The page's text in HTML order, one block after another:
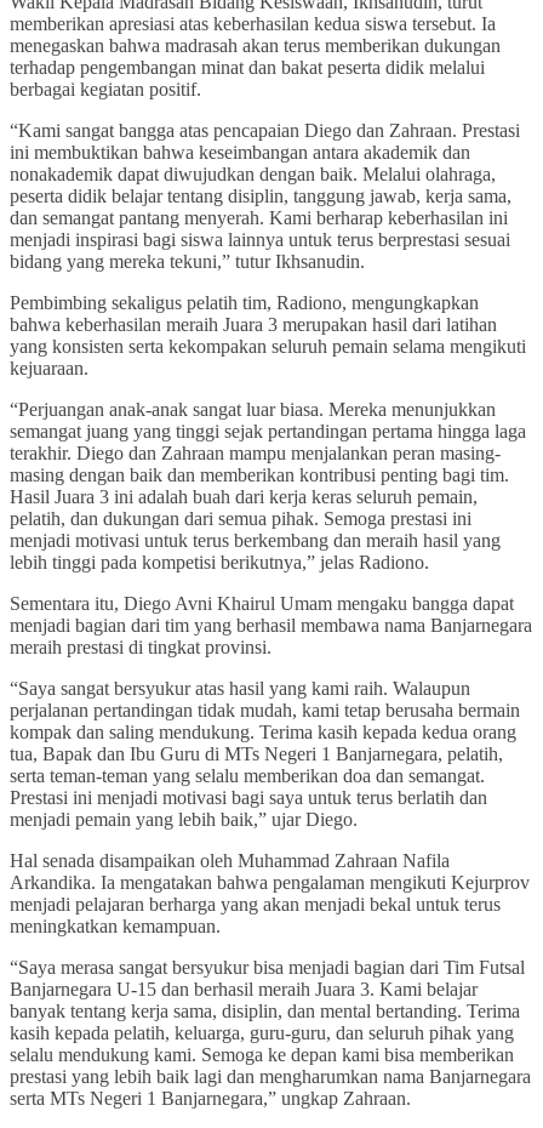
memberikan apresiasi atas keberhasilan kedua siswa tersebut. Ia
menegaskan bahwa madrasah akan terus memberikan dukungan
terhadap pengembangan minat dan bakat peserta didik melalui
berbagai kegiatan positif.
“Kami sangat bangga atas pencapaian Diego dan Zahraan. Prestasi
ini membuktikan bahwa keseimbangan antara akademik dan
nonakademik dapat diwujudkan dengan baik. Melalui olahraga,
peserta didik belajar tentang disiplin, tanggung jawab, kerja sama,
dan semangat pantang menyerah. Kami berharap keberhasilan ini
menjadi inspirasi bagi siswa lainnya untuk terus berprestasi sesuai
bidang yang mereka tekuni,” tutur Ikhsanudin.
Pembimbing sekaligus pelatih tim, Radiono, mengungkapkan
bahwa keberhasilan meraih Juara 3 merupakan hasil dari latihan
yang konsisten serta kekompakan seluruh pemain selama mengikuti
kejuaraan.
“Perjuangan anak-anak sangat luar biasa. Mereka menunjukkan
semangat juang yang tinggi sejak pertandingan pertama hingga laga
terakhir. Diego dan Zahraan mampu menjalankan peran masing-
masing dengan baik dan memberikan kontribusi penting bagi tim.
Hasil Juara 3 ini adalah buah dari kerja keras seluruh pemain,
pelatih, dan dukungan dari semua pihak. Semoga prestasi ini
menjadi motivasi untuk terus berkembang dan meraih hasil yang
lebih tinggi pada kompetisi berikutnya,” jelas Radiono.
Sementara itu, Diego Avni Khairul Umam mengaku bangga dapat
menjadi bagian dari tim yang berhasil membawa nama Banjarnegara
meraih prestasi di tingkat provinsi.
“Saya sangat bersyukur atas hasil yang kami raih. Walaupun
perjalanan pertandingan tidak mudah, kami tetap berusaha bermain
kompak dan saling mendukung. Terima kasih kepada kedua orang
tua, Bapak dan Ibu Guru di MTs Negeri 1 Banjarnegara, pelatih,
serta teman-teman yang selalu memberikan doa dan semangat.
Prestasi ini menjadi motivasi bagi saya untuk terus berlatih dan
menjadi pemain yang lebih baik,” ujar Diego.
Hal senada disampaikan oleh Muhammad Zahraan Nafila
Arkandika. Ia mengatakan bahwa pengalaman mengikuti Kejurprov
menjadi pelajaran berharga yang akan menjadi bekal untuk terus
meningkatkan kemampuan.
“Saya merasa sangat bersyukur bisa menjadi bagian dari Tim Futsal
Banjarnegara U-15 dan berhasil meraih Juara 3. Kami belajar
banyak tentang kerja sama, disiplin, dan mental bertanding. Terima
kasih kepada pelatih, keluarga, guru-guru, dan seluruh pihak yang
selalu mendukung kami. Semoga ke depan kami bisa memberikan
prestasi yang lebih baik lagi dan mengharumkan nama Banjarnegara
serta MTs Negeri 1 Banjarnegara,” ungkap Zahraan.